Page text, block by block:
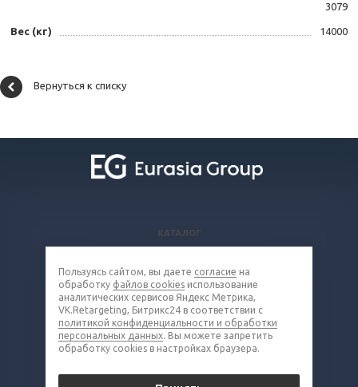
3079
Вес (кг) 14000
Вернуться к списку
КАТАЛОГ
КОМПАНИЯ
КОНТАКТЫ
8 (800) 302-16-85
metall@eq-mail.ru
Пользуясь сайтом, вы даете согласие на
обработку файлов cookies использование
аналитических сервисов Яндекс Метрика,
VK.Retargeting, Битрикс24 в соответствии с
политикой конфиденциальности и обработки
персональных данных. Вы можете запретить
обработку cookies в настройках браузера.